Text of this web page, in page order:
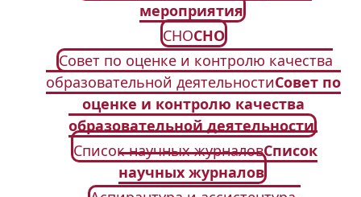
мероприятия
СНОСНО
Совет по оценке и контролю качества
образовательной деятельностиСовет по
оценке и контролю качества
образовательной деятельности
Список научных журналовСписок
научных журналов